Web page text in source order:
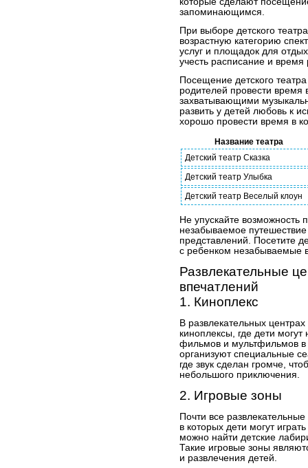
запоминающимся.
При выборе детского
возрастную категорию
услуг и площадок для
учесть расписание и время
Посещение детского
родителей провести
захватывающими
развить у детей любовь к
хорошо провести время в
Название театра
Детский театр Сказка
Детский театр Улыбка
Детский театр Веселый клоун
Не упускайте возможность
незабываемое
представлений. Посетите
с ребенком незабываемые
Развлекательные
впечатлений
1. Киноплекс
В развлекательных
киноплексы, где дети
фильмов и мультфильмов в
организуют специальные
где звук сделан громче,
небольшого приключения.
2. Игровые зоны
Почти все
в которых дети могут
можно найти детские
Такие игровые зоны
и развлечения детей.